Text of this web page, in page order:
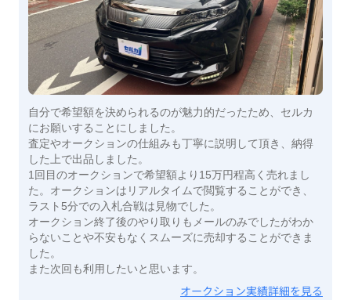
自分で希望額を決められるのが魅力的だったため、セルカ
にお願いすることにしました。
査定やオークションの仕組みも丁寧に説明して頂き、納得
した上で出品しました。
1回目のオークションで希望額より15万円程高く売れまし
た。オークションはリアルタイムで閲覧することができ、
ラスト5分での入札合戦は見物でした。
オークション終了後のやり取りもメールのみでしたがわか
らないことや不安もなくスムーズに売却することができま
した。
また次回も利用したいと思います。
オークション実績詳細を見る